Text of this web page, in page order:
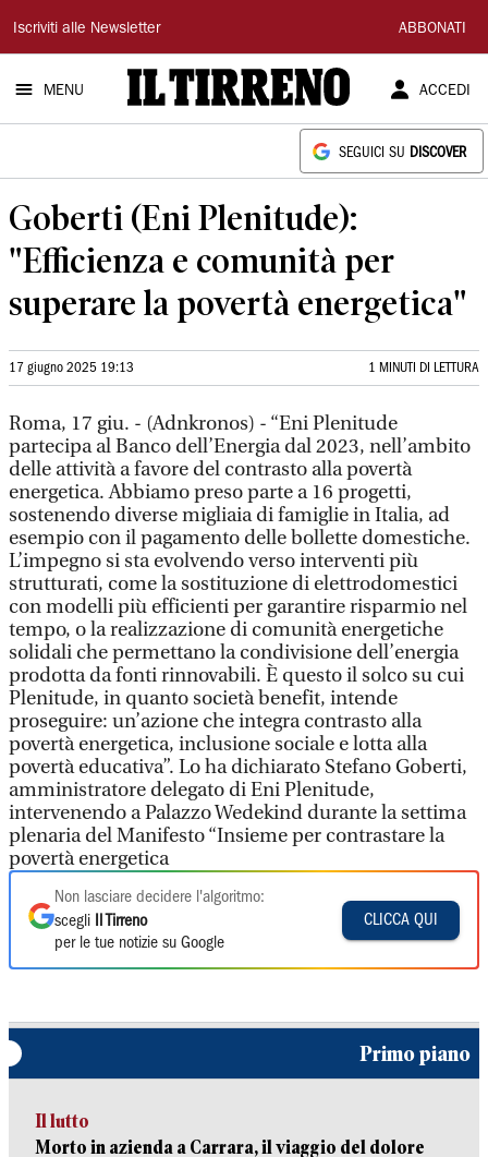
Il
Tirreno
Iscriviti alle Newsletter ABBONATI
MENU ACCEDI
SEGUICI SU DISCOVER
Goberti (Eni Plenitude):
"Efficienza e comunità per
superare la povertà energetica"
17 giugno 2025 19:13 1 MINUTI DI LETTURA
Roma, 17 giu. - (Adnkronos) - “Eni Plenitude
partecipa al Banco dell’Energia dal 2023, nell’ambito
delle attività a favore del contrasto alla povertà
energetica. Abbiamo preso parte a 16 progetti,
sostenendo diverse migliaia di famiglie in Italia, ad
esempio con il pagamento delle bollette domestiche.
L’impegno si sta evolvendo verso interventi più
strutturati, come la sostituzione di elettrodomestici
con modelli più efficienti per garantire risparmio nel
tempo, o la realizzazione di comunità energetiche
solidali che permettano la condivisione dell’energia
prodotta da fonti rinnovabili. È questo il solco su cui
Plenitude, in quanto società benefit, intende
proseguire: un’azione che integra contrasto alla
povertà energetica, inclusione sociale e lotta alla
povertà educativa”. Lo ha dichiarato Stefano Goberti,
amministratore delegato di Eni Plenitude,
intervenendo a Palazzo Wedekind durante la settima
plenaria del Manifesto “Insieme per contrastare la
povertà energetica
Non lasciare decidere l'algoritmo:
scegli
Il Tirreno
per le tue notizie su Google
CLICCA QUI
Primo piano
Il lutto
Morto in azienda a Carrara, il viaggio del dolore